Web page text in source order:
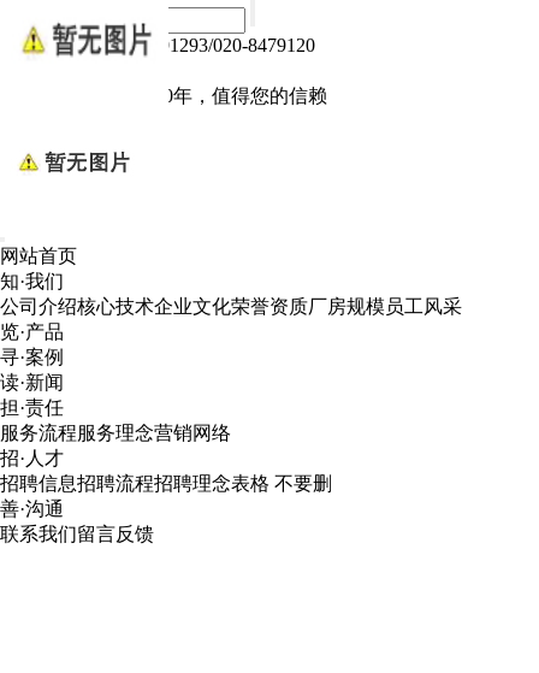
热线电话：020-84791293/020-8479120
电子产品我们做了10年，值得您的信赖
网站首页
知·我们
公司介绍核心技术企业文化荣誉资质厂房规模 员工风采
览·产品
寻·案例
读·新闻
担·责任
服务流程服务理念营销网络
招·人才
招聘信息招聘流程招聘理念表格 不要删
善·沟通
联系我们留言反馈